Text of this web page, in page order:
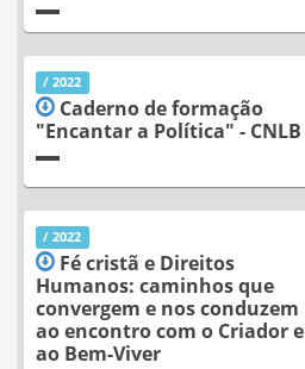
/ 2022
Caderno de formação
"Encantar a Política" - CNLB
/ 2022
Fé cristã e Direitos
Humanos: caminhos que
convergem e nos conduzem
ao encontro com o Criador e
ao Bem-Viver